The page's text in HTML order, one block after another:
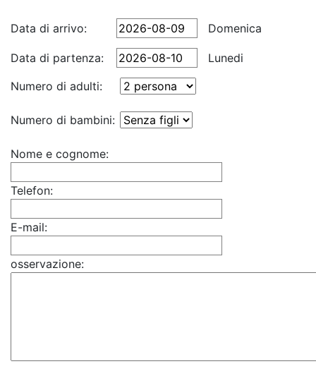
Data di arrivo: Domenica
Data di partenza:
Lunedi
Numero di adulti:
Numero di bambini:
Nome e cognome:
Telefon:
E-mail:
osservazione: